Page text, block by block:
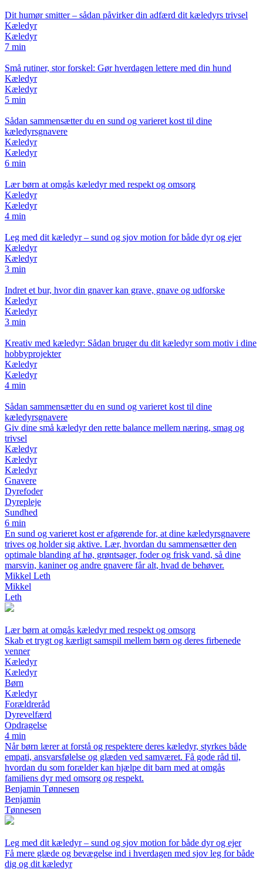
Dit humør smitter – sådan påvirker din adfærd dit kæledyrs trivsel
Kæledyr
Kæledyr
7 min
Små rutiner, stor forskel: Gør hverdagen lettere med din hund
Kæledyr
Kæledyr
5 min
Sådan sammensætter du en sund og varieret kost til dine
kæledyrsgnavere
Kæledyr
Kæledyr
6 min
Lær børn at omgås kæledyr med respekt og omsorg
Kæledyr
Kæledyr
4 min
Leg med dit kæledyr – sund og sjov motion for både dyr og ejer
Kæledyr
Kæledyr
3 min
Indret et bur, hvor din gnaver kan grave, gnave og udforske
Kæledyr
Kæledyr
3 min
Kreativ med kæledyr: Sådan bruger du dit kæledyr som motiv i dine
hobbyprojekter
Kæledyr
Kæledyr
4 min
Sådan sammensætter du en sund og varieret kost til dine
kæledyrsgnavere
Giv dine små kæledyr den rette balance mellem næring, smag og
trivsel
Kæledyr
Kæledyr
Kæledyr
Gnavere
Dyrefoder
Dyrepleje
Sundhed
6 min
En sund og varieret kost er afgørende for, at dine kæledyrsgnavere
trives og holder sig aktive. Lær, hvordan du sammensætter den
optimale blanding af hø, grøntsager, foder og frisk vand, så dine
marsvin, kaniner og andre gnavere får alt, hvad de behøver.
Mikkel Leth
Mikkel
Leth
Lær børn at omgås kæledyr med respekt og omsorg
Skab et trygt og kærligt samspil mellem børn og deres firbenede
venner
Kæledyr
Kæledyr
Børn
Kæledyr
Forældreråd
Dyrevelfærd
Opdragelse
4 min
Når børn lærer at forstå og respektere deres kæledyr, styrkes både
empati, ansvarsfølelse og glæden ved samværet. Få gode råd til,
hvordan du som forælder kan hjælpe dit barn med at omgås
familiens dyr med omsorg og respekt.
Benjamin Tønnesen
Benjamin
Tønnesen
Leg med dit kæledyr – sund og sjov motion for både dyr og ejer
Få mere glæde og bevægelse ind i hverdagen med sjov leg for både
dig og dit kæledyr